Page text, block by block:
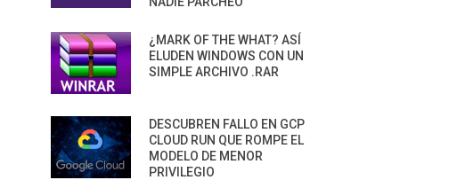
¿MARK OF THE WHAT? ASÍ
ELUDEN WINDOWS CON UN
SIMPLE ARCHIVO .RAR
DESCUBREN FALLO EN GCP
CLOUD RUN QUE ROMPE EL
MODELO DE MENOR
PRIVILEGIO